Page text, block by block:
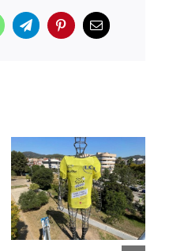
TelegramPinterestEmail